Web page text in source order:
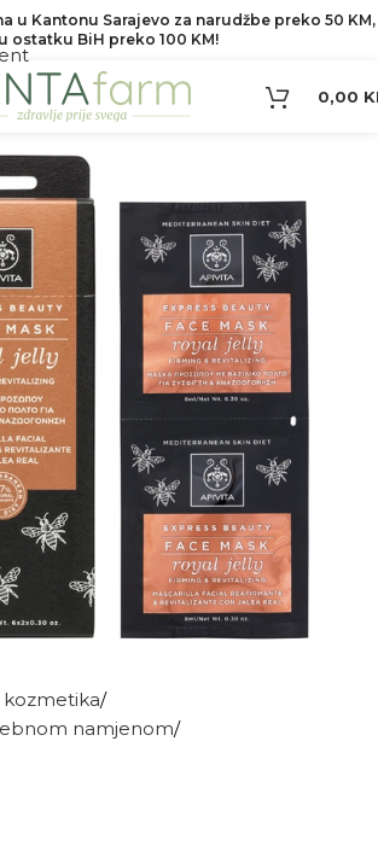
u Kantonu Sarajevo za narudžbe preko 50 KM,
u ostatku BiH preko 100 KM!
0,00
namjenom